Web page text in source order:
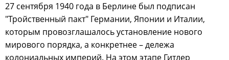
27 сентября 1940 года в Берлине был подписан
"Тройственный пакт" Германии, Японии и Италии,
которым провозглашалось установление нового
мирового порядка, а конкретнее – дележа
колониальных империй. На этом этапе Гитлер